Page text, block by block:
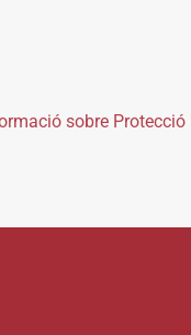
sobre Protecció